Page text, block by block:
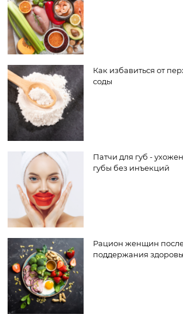
Как избавиться от
соды
Патчи для губ -
губы без инъекций
Рацион женщин после
поддержания